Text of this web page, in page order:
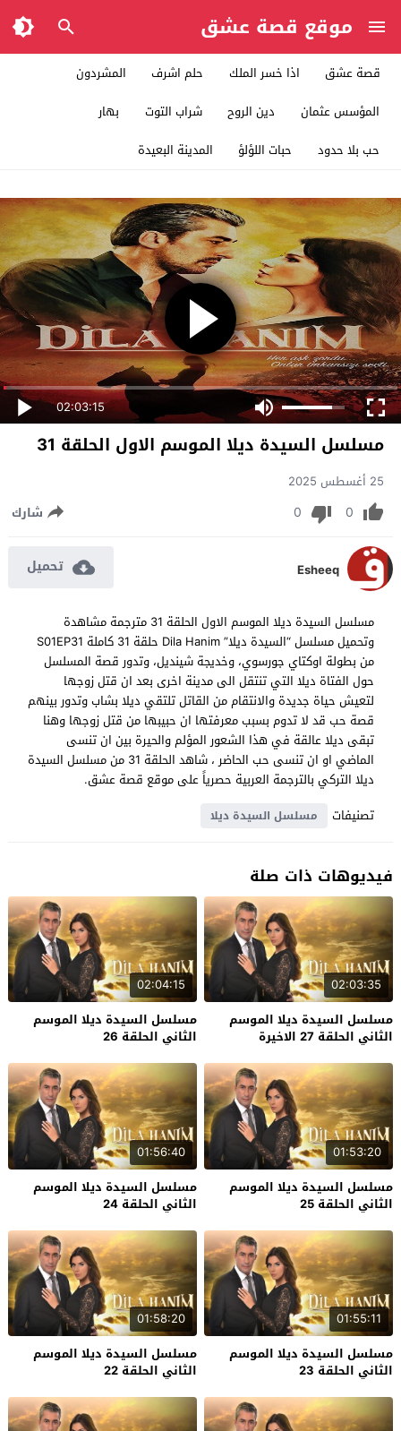
موقع قصة عشق
قصة عشق اذا خسر الملك حلم اشرف
المشردون
المؤسس عثمان
دين الروح شراب التوت
بهار
حب بلا حدود
حبات اللؤلؤ المدينة البعيدة
02:03:15
مسلسل السيدة ديلا الموسم الاول الحلقة 31
25 أغسطس 2025
0
0 شارك
Esheeq تحميل
مسلسل السيدة ديلا الموسم الاول الحلقة 31 مترجمة مشاهدة
وتحميل مسلسل “السيدة ديلا” Dila Hanim حلقة 31 كاملة S01EP31
من بطولة اوكتاي جورسوي، وخديجة شينديل، وتدور قصة المسلسل
حول الفتاة ديلا التي تنتقل الى مدينة اخرى بعد ان قتل زوجها
لتعيش حياة جديدة والانتقام من القاتل تلتقي ديلا بشاب وتدور بينهم
قصة حب قد لا تدوم بسبب معرفتها ان حبيبها من قتل زوجها وهنا
تبقى ديلا عالقة في هذا الشعور المؤلم والحيرة بين ان تنسى
الماضي او ان تنسى حب الحاضر ، شاهد الحلقة 31 من مسلسل السيدة
ديلا التركي بالترجمة العربية حصرياً على موقع قصة عشق.
تصنيفات
مسلسل السيدة ديلا
فيديوهات ذات صلة
02:03:35
مسلسل السيدة ديلا الموسم
الثاني الحلقة 27 الاخيرة
02:04:15
مسلسل السيدة ديلا الموسم
الثاني الحلقة 26
01:53:20
مسلسل السيدة ديلا الموسم
الثاني الحلقة 25
01:56:40
مسلسل السيدة ديلا الموسم
الثاني الحلقة 24
01:55:11
مسلسل السيدة ديلا الموسم
الثاني الحلقة 23
01:58:20
مسلسل السيدة ديلا الموسم
الثاني الحلقة 22